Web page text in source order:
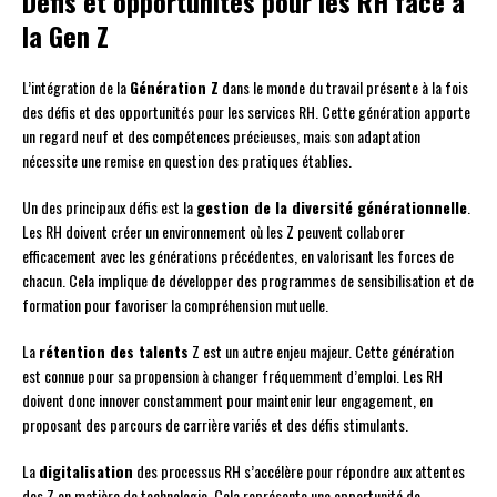
la Gen Z
L’intégration de laGénération Z dans le monde du travail présente à la fois
des défis et des opportunités pour les services RH. Cette génération apporte
un regard neuf et des compétences précieuses, mais son adaptation
nécessite une remise en question des pratiques établies.
Un des principaux défis est lagestion de la diversité générationnelle.
Les RH doivent créer un environnement où les Z peuvent collaborer
efficacement avec les générations précédentes, en valorisant les forces de
chacun. Cela implique de développer des programmes de sensibilisation et de
formation pour favoriser la compréhension mutuelle.
Larétention des talents Z est un autre enjeu majeur. Cette génération
est connue pour sa propension à changer fréquemment d’emploi. Les RH
doivent donc innover constamment pour maintenir leur engagement, en
proposant des parcours de carrière variés et des défis stimulants.
Ladigitalisation des processus RH s’accélère pour répondre aux attentes